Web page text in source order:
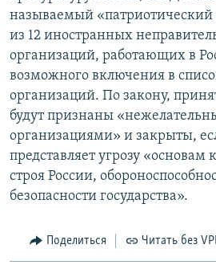
называемый «патриотический
из 12 иностранных
организаций, работающих в
возможного включения в
организаций. По закону,
будут признаны
организациями» и закрыты,
представляет угрозу «основам
строя России,
безопасности государства».
Поделиться Читать без